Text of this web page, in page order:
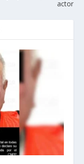
actor